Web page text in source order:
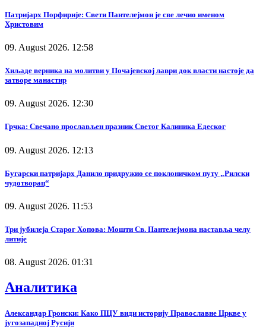
Патријарх Порфирије: Свети Пантелејмон је све лечио именом
Христовим
09. August 2026. 12:58
Хиљаде верника на молитви у Почајевској лаври док власти настоје да
затворе манастир
09. August 2026. 12:30
Грчка: Свечано прослављен празник Светог Калиника Едеског
09. August 2026. 12:13
Бугарски патријарх Данило придружио се поклоничком путу „Рилски
чудотворац“
09. August 2026. 11:53
Три јубилеја Старог Хопова: Мошти Св. Пантелејмона наставља челу
литије
08. August 2026. 01:31
Аналитика
Александар Гронски: Како ПЦУ види историју Православне Цркве у
југозападној Русији